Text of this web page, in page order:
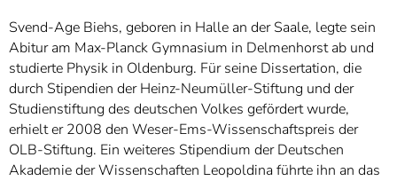
Svend-Age Biehs, geboren in Halle an der Saale, legte sein
Abitur am Max-Planck Gymnasium in Delmenhorst ab und
studierte Physik in Oldenburg. Für seine Dissertation, die
durch Stipendien der Heinz-Neumüller-Stiftung und der
Studienstiftung des deutschen Volkes gefördert wurde,
erhielt er 2008 den Weser-Ems-Wissenschaftspreis der
OLB-Stiftung. Ein weiteres Stipendium der Deutschen
Akademie der Wissenschaften Leopoldina führte ihn an das